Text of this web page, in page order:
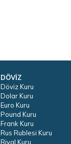
DÖVİZ
Döviz Kuru
Dolar Kuru
Euro Kuru
Pound Kuru
Frank Kuru
Rus Rublesi Kuru
Riyal Kuru